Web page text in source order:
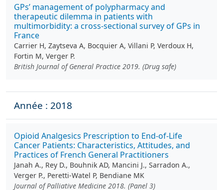
GPs’ management of polypharmacy and
therapeutic dilemma in patients with
multimorbidity: a cross-sectional survey of GPs in
France
Carrier H, Zaytseva A, Bocquier A, Villani P, Verdoux H,
Fortin M, Verger P.
British Journal of General Practice 2019. (Drug safe)
Année : 2018
Opioid Analgesics Prescription to End-of-Life
Cancer Patients: Characteristics, Attitudes, and
Practices of French General Practitioners
Janah A., Rey D., Bouhnik AD, Mancini J., Sarradon A.,
Verger P., Peretti-Watel P, Bendiane MK
Journal of Palliative Medicine 2018. (Panel 3)